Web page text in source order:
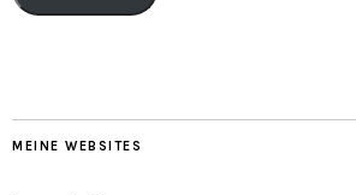
MEINE WEBSITES